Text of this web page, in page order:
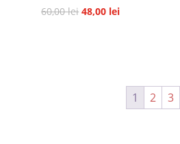
60,00leiPrețul
48,00 leiPrețul
1 2 3